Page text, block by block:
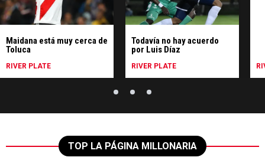
Maidana está muy cerca de
Toluca
RIVER PLATE
Todavía no hay acuerdo
por Luis Díaz
RIVER PLATE
TOP LA PÁGINA MILLONARIA